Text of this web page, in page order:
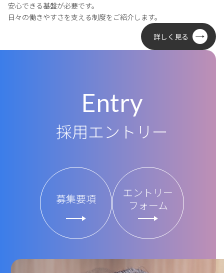
安心できる基盤が必要です。
日々の働きやすさを支える制度を ご紹介します。
詳しく見る
Entry
採用エントリー
募集要項
エントリー
フォーム